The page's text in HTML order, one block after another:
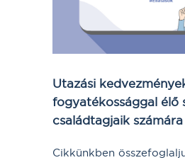
Utazási
fogyatékossággal élő
családtagjaik számára
Cikkünkben